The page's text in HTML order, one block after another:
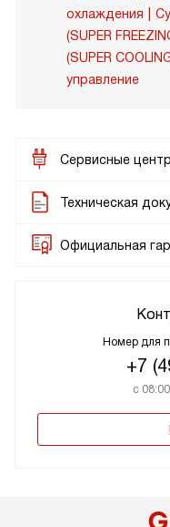
охлаждения
(SUPER
(SUPER
управление
Сервисные
Техническая
Официальная
Номер для
+7
с